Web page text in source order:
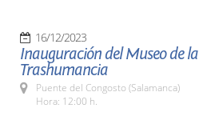
16/12/2023
Inauguración del Museo de la
Trashumancia
Puente del Congosto (Salamanca)
Hora: 12:00 h.